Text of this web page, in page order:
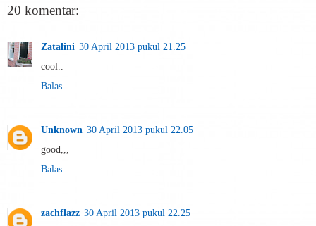
20 komentar:
Zatalini 30 April 2013 pukul 21.25
cool..
Balas
Unknown 30 April 2013 pukul 22.05
good,,,
Balas
zachflazz 30 April 2013 pukul 22.25